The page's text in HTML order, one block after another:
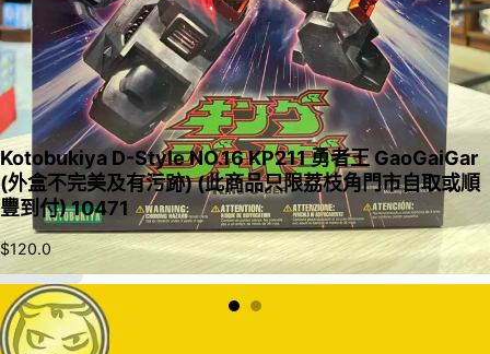
入購物車
Kotobukiya D-Style NO.16 KP211 勇者王 GaoGaiGar
(外盒不完美及有污跡) (此商品只限荔枝角門市自取或順
豐到付) 10471
$120.0